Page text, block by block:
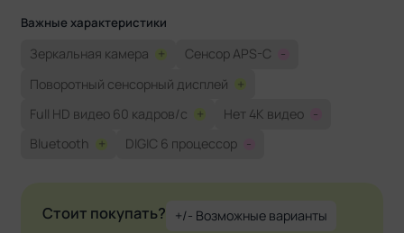
Важные характеристики
Зеркальная камера + Сенсор APS-C
-
Поворотный сенсорный дисплей +
Full HD видео 60 кадров/с + Нет 4K видео -
Bluetooth + DIGIC 6 процессор -
Стоит покупать? +/- Возможные варианты